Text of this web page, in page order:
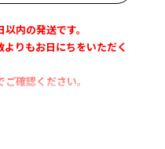
内の発送です。
りもお日にちをいただく
確認ください。